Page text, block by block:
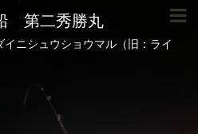
第二秀勝丸
ニシュウショウマル（旧：ライ